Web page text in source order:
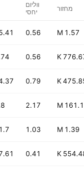
מחזור
ווליום
יחסי
1.57 M
0.56
B
776.67
0.56
B
475.85
0.79
B
161.18
2.17
1.39 M
1.03
B
554.48
0.41
B